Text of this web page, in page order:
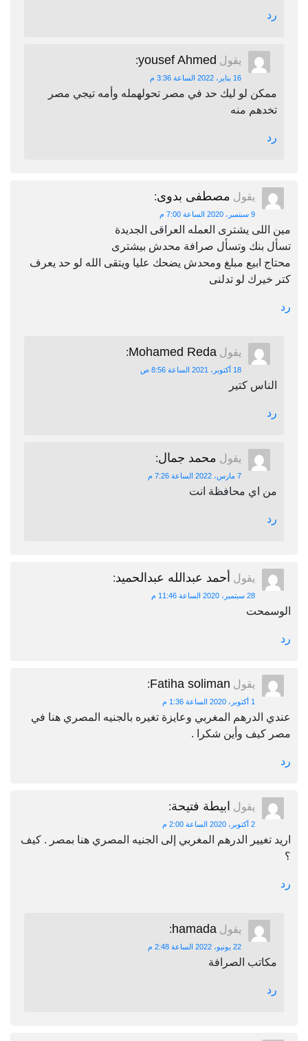
رد
يقول yousef Ahmed
:
16 يناير، 2022 الساعة 3:36 م
ممكن لو ليك حد في مصر تحولهمله وأمه تيجي مصر
تخدهم منه
رد
يقول مصطفى بدوى:
9 سبتمبر، 2020 الساعة 7:00 م
مين اللى يشترى العمله العراقى الجديدة
تسأل بنك وتسأل صرافة محدش بيشترى
محتاج ابيع مبلغ ومحدش يضحك عليا ويتقى الله لو حد يعرف
كتر خيرك لو تدلنى
رد
يقول Mohamed Reda
:
18 أكتوبر، 2021 الساعة 8:56 ص
الناس كتير
رد
يقول محمد جمال:
7 مارس، 2022 الساعة 7:26 م
من اي محافظة انت
رد
يقول أحمد عبدالله عبدالحميد:
28 سبتمبر، 2020 الساعة 11:46 م
الوسمحت
رد
يقول Fatiha soliman
:
1 أكتوبر، 2020 الساعة 1:36 م
عندي الدرهم المغربي وعايزة تغيره بالجنيه المصري هنا في
مصر كيف وأين شكرا .
رد
يقول ابيطة فتيحة:
2 أكتوبر، 2020 الساعة 2:00 م
اريد تغيير الدرهم المغربي إلى الجنيه المصري هنا بمصر . كيف
؟
رد
يقول hamada
:
22 يونيو، 2022 الساعة 2:48 م
مكاتب الصرافة
رد